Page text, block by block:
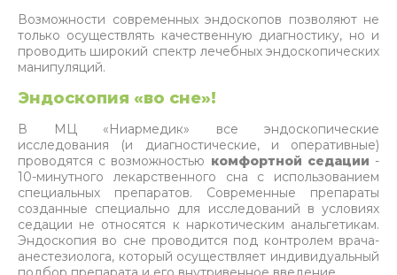
Возможности современных эндоскопов позволяют не
только осуществлять качественную диагностику, но и
проводить широкий спектр лечебных эндоскопических
манипуляций.
Эндоскопия «во сне»!
В МЦ «Ниармедик» все эндоскопические
исследования (и диагностические, и оперативные)
проводятся с возможностью комфортной седации -
10-минутного лекарственного сна с использованием
специальных препаратов. Современные препараты
созданные специально для исследований в условиях
седации не относятся к наркотическим анальгетикам.
Эндоскопия во сне проводится под контролем врача-
анестезиолога, который осуществляет индивидуальный